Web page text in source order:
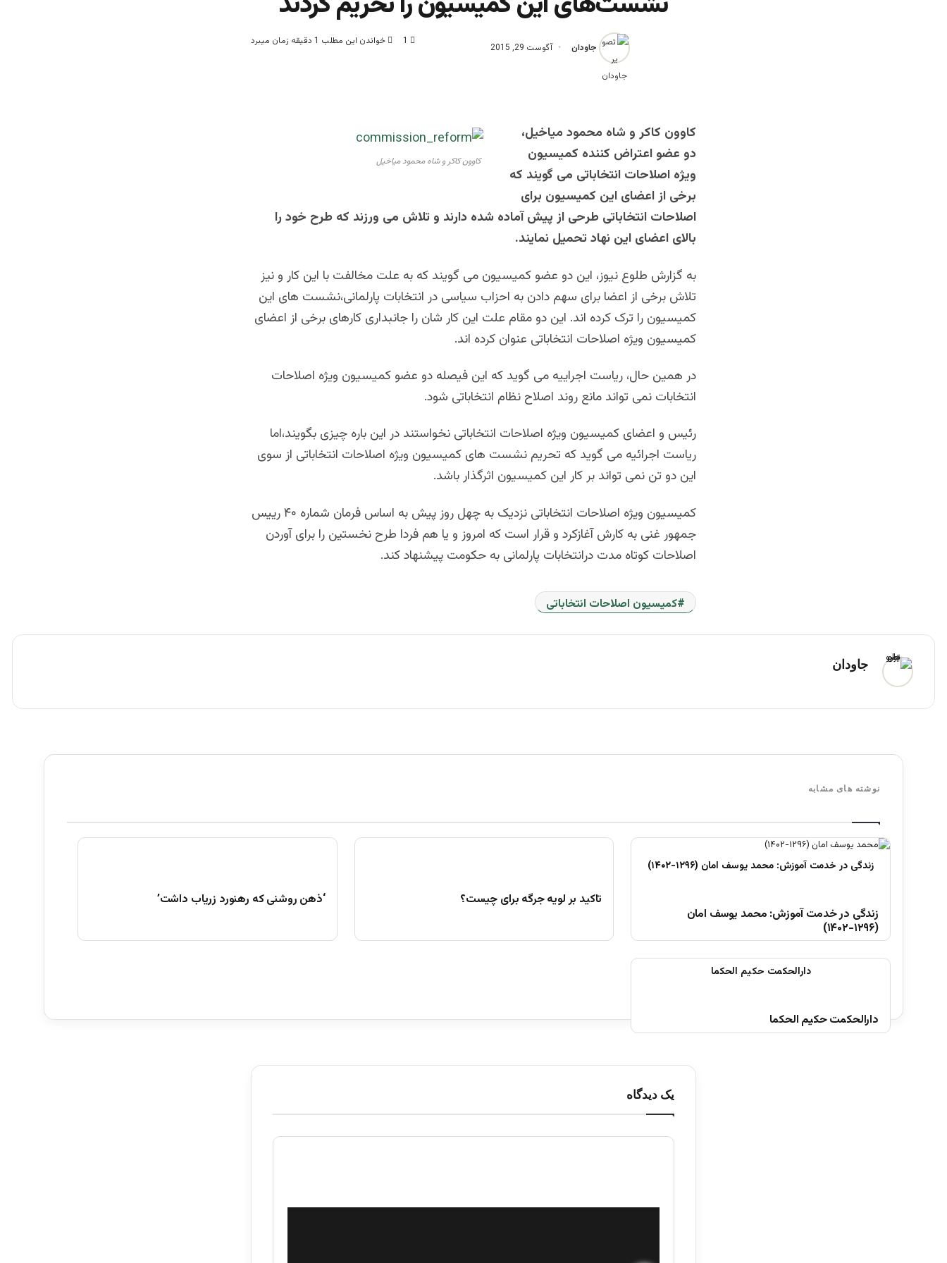
جاودان آگوست 29, 2015
1 خواندن این مطلب 1 دقیقه زمان میبرد
کاوون کاکر و شاه محمود میاخیل
کاوون کاکر و شاه محمود میاخیل،
دو عضو اعتراض کننده کمیسیون
ویژه اصلاحات انتخاباتی می گویند که
برخی از اعضای این کمیسیون برای
اصلاحات انتخاباتی طرحی از پیش آماده شده دارند و تلاش می ورزند که طرح خود را
بالای اعضای این نهاد تحمیل نمایند.
به گزارش طلوع نیوز، این دو عضو کمیسیون می گویند که به علت مخالفت با این کار و نیز
تلاش برخی از اعضا برای سهم دادن به احزاب سیاسی در انتخابات پارلمانی،نشست های این
کمیسیون را ترک کرده اند. این دو مقام علت این کار شان را جانبداری کارهای برخی از اعضای
کمیسیون ویژه اصلاحات انتخاباتی عنوان کرده اند.
در همین حال، ریاست اجراییه می گوید که این فیصله دو عضو کمیسیون ویژه اصلاحات
انتخابات نمی تواند مانع روند اصلاح نظام انتخاباتی شود.
رئیس و اعضای کمیسیون ویژه اصلاحات انتخاباتی نخواستند در این باره چیزی بگویند،اما
ریاست اجرائیه می گوید که تحریم نشست های کمیسیون ویژه اصلاحات انتخاباتی از سوی
این دو تن نمی تواند بر کار این کمیسیون اثرگذار باشد.
کمیسیون ویژه اصلاحات انتخاباتی نزدیک به چهل روز پیش به اساس فرمان شماره ۴۰ رییس
جمهور غنی به کارش آغازکرد و قرار است که امروز و یا هم فردا طرح نخستین را برای آوردن
اصلاحات کوتاه مدت درانتخابات پارلمانی به حکومت پیشنهاد کند.
کمیسیون اصلاحات انتخاباتی
جاودان
نوشته های مشابه
زندگی در خدمت آموزش: محمد یوسف امان
(۱۲۹۶-۱۴۰۲)
تاکید بر لویه جرگه برای چیست؟ ‘ذهن روشنی که رهنورد زریاب داشت’
دارالحکمت حکیم الحکما
یک دیدگاه